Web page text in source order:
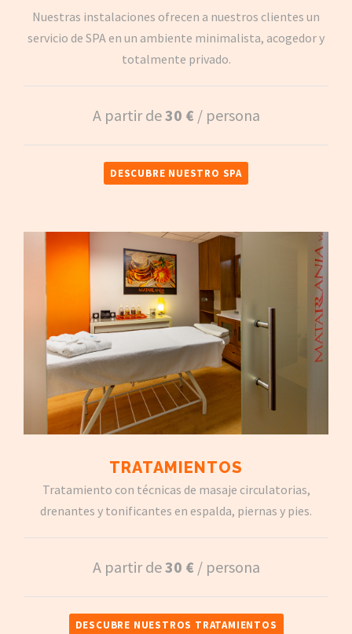
Nuestras instalaciones ofrecen a nuestros clientes un
servicio de SPA en un ambiente minimalista, acogedor y
totalmente privado.
A partir de30 € / persona
DESCUBRE NUESTRO SPA
TRATAMIENTOS
Tratamiento con técnicas de masaje circulatorias,
drenantes y tonificantes en espalda, piernas y pies.
A partir de30 € / persona
DESCUBRE NUESTROS TRATAMIENTOS